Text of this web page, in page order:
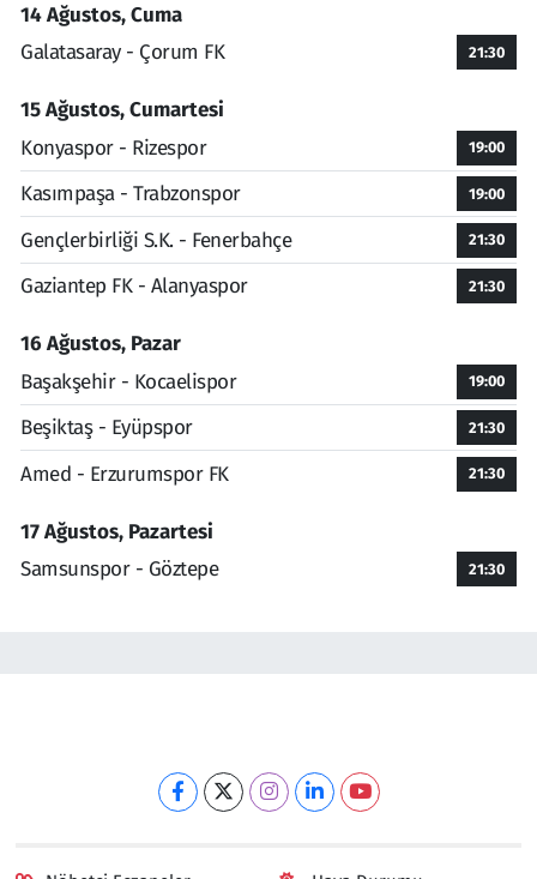
14 Ağustos, Cuma
Galatasaray - Çorum FK
21:30
15 Ağustos, Cumartesi
Konyaspor - Rizespor
19:00
Kasımpaşa - Trabzonspor 19:00
Gençlerbirliği S.K. - Fenerbahçe 21:30
Gaziantep FK - Alanyaspor 21:30
16 Ağustos, Pazar
Başakşehir - Kocaelispor
19:00
Beşiktaş - Eyüpspor 21:30
Amed - Erzurumspor FK 21:30
17 Ağustos, Pazartesi
Samsunspor - Göztepe
21:30